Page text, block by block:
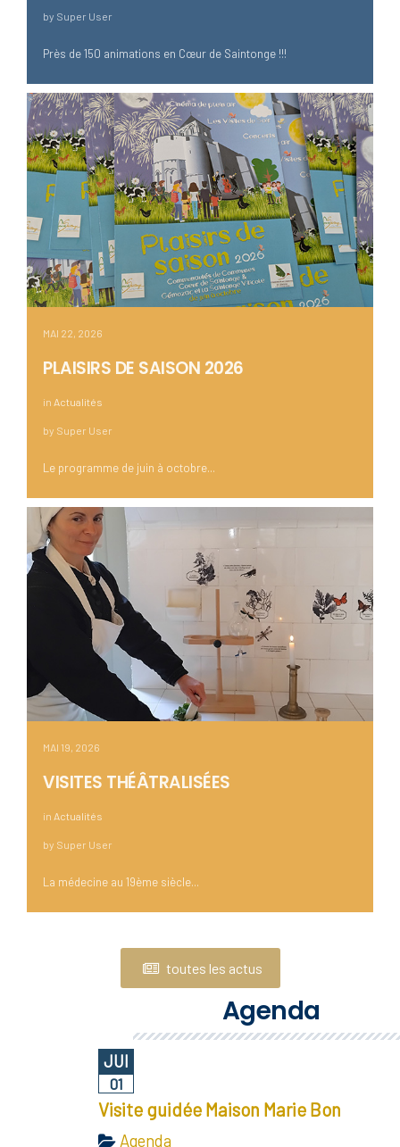
by Super User
Près de 150 animations en Cœur de Saintonge !!!
MAI 22, 2026
PLAISIRS DE SAISON 2026
in Actualités
by Super User
Le programme de juin à octobre...
MAI 19, 2026
VISITES THÉÂTRALISÉES
in Actualités
by Super User
La médecine au 19ème siècle...
toutes les actus
Agenda
JUI
01
Visite guidée Maison Marie Bon
Agenda